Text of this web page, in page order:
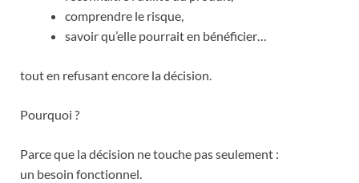
comprendre le risque,
savoir qu’elle pourrait en bénéficier…
tout en refusant encore la décision.
Pourquoi ?
Parce que la décision ne touche pas seulement :
un besoin fonctionnel.